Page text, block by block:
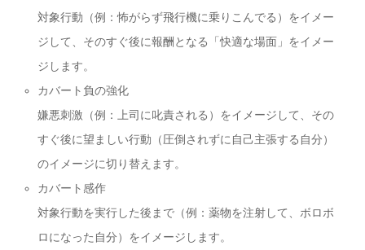
対象行動（例：怖がらず飛行機に乗りこんでる）をイメー
ジして、そのすぐ後に報酬となる「快適な場面」をイメー
ジします。
カバート負の強化
嫌悪刺激（例：上司に叱責される）をイメージして、その
すぐ後に望ましい行動（圧倒されずに自己主張する自分）
のイメージに切り替えます。
カバート感作
対象行動を実行した後まで（例：薬物を注射して、ボロボ
ロになった自分）をイメージします。